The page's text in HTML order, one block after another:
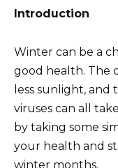
Introduction
Winter can be a
good health. The
less sunlight,
viruses can all
by taking some
your health and
winter months.